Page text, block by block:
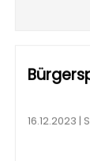
16.12.2023